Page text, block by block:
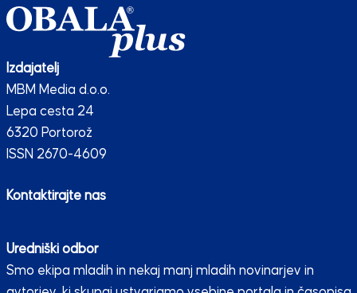
Izdajatelj
MBM Media d.o.o.
Lepa cesta 24
6320 Portorož
ISSN 2670-4609
Kontaktirajte nas
Uredniški odbor
Smo ekipa mladih in nekaj manj mladih novinarjev in